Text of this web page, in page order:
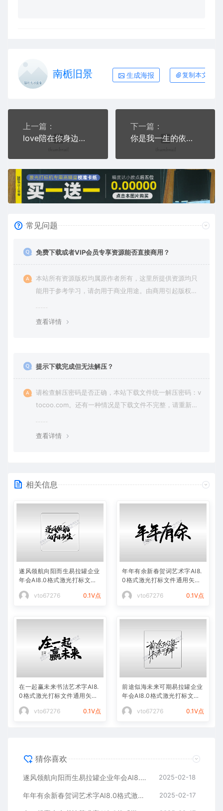
南栀旧景 生成海报 复制本文链接
上一篇：
love陪在你身边浪漫爱情人节礼品AI8.0格式激光打标文件通用矢量图
下一篇：
你是我一生的依靠浪漫爱情人节礼品AI8.0格式激光打标文件通用矢量图
常见问题
免费下载或者VIP会员专享资源能否直接商用？
本站所有资源版权均属原作者所有，这里所提供资源均只
能用于参考学习，请勿用于商业用途。由商用引起版权纠
查看详情
提示下载完成但无法解压？
请检查解压密码是否正确，本站下载文件统一解压密码：v
tocoo.com。还有一种情况是下载文件不完整，请重新下
查看详情
相关信息
遂风领航向阳而生易拉罐企业
年会AI8.0格式激光打标文件
vto67276
0.1V点
年年有余新春贺词艺术字AI8.
0格式激光打标文件通用矢量
vto67276
0.1V点
在一起赢未来书法艺术字AI8.
0格式激光打标文件通用矢量
vto67276
0.1V点
前途似海未来可期易拉罐企业
年会AI8.0格式激光打标文件
vto67276
0.1V点
猜你喜欢
遂风领航向阳而生易拉罐企业年会AI8.0格式激光打标文件通用矢量图 2025-02-18
年年有余新春贺词艺术字AI8.0格式激光打标文件通用矢量图 2025-02-17